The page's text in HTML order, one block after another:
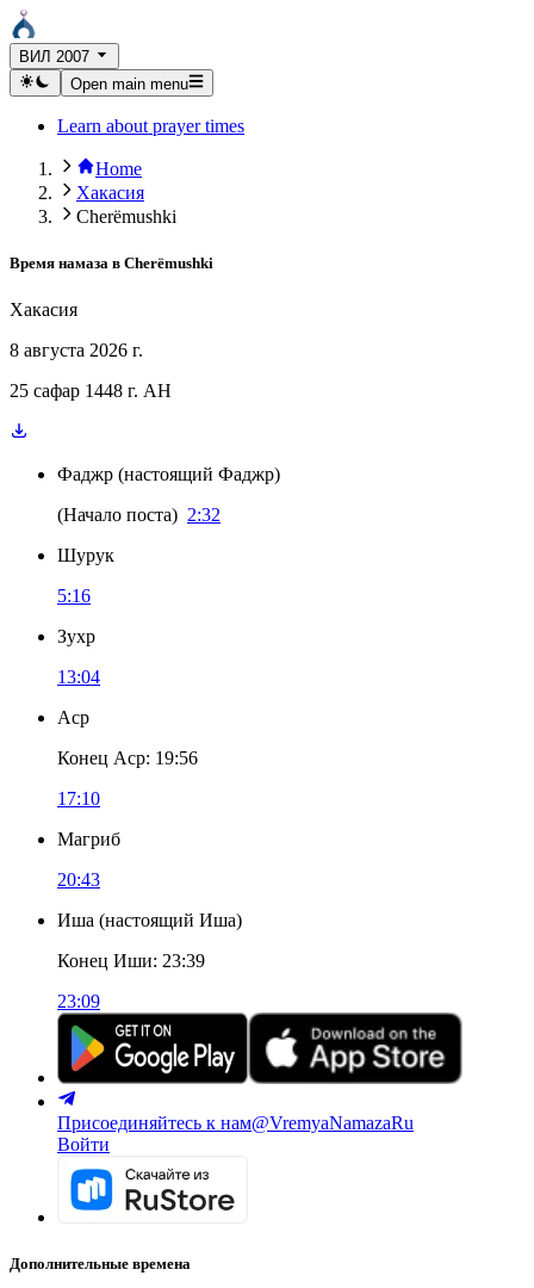
ВИЛ 2007
Open main menu
Learn about prayer times
Home
Хакасия
Cherëmushki
Время намаза в Cherëmushki
Хакасия
8 августа 2026 г.
25 сафар 1448 г. AH
Фаджр (настоящий Фаджр)
(Начало поста) 2:32
Шурук
5:16
Зухр
13:04
Аср
Конец Аср: 19:56
17:10
Магриб
20:43
Иша (настоящий Иша)
Конец Иши: 23:39
23:09
Присоединяйтесь к нам@VremyaNamazaRu
Войти
Дополнительные времена